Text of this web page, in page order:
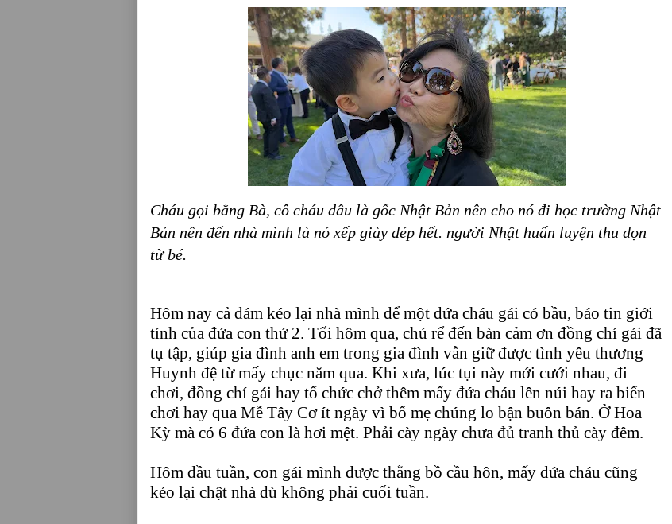
Cháu gọi bằng Bà, cô cháu dâu là gốc Nhật Bản nên cho nó đi học trường Nhật
Bản nên đến nhà mình là nó xếp giày dép hết. người Nhật huấn luyện thu dọn
từ bé.
Hôm nay cả đám kéo lại nhà mình để một đứa cháu gái có bầu, báo tin giới
tính của đứa con thứ 2. Tối hôm qua, chú rể đến bàn cảm ơn đồng chí gái đã
tụ tập, giúp gia đình anh em trong gia đình vẫn giữ được tình yêu thương
Huynh đệ từ mấy chục năm qua. Khi xưa, lúc tụi này mới cưới nhau, đi
chơi, đồng chí gái hay tổ chức chở thêm mấy đứa cháu lên núi hay ra biển
chơi hay qua Mễ Tây Cơ ít ngày vì bố mẹ chúng lo bận buôn bán. Ở Hoa
Kỳ mà có 6 đứa con là hơi mệt. Phải cày ngày chưa đủ tranh thủ cày đêm.
Hôm đầu tuần, con gái mình được thằng bồ cầu hôn, mấy đứa cháu cũng
kéo lại chật nhà dù không phải cuối tuần.